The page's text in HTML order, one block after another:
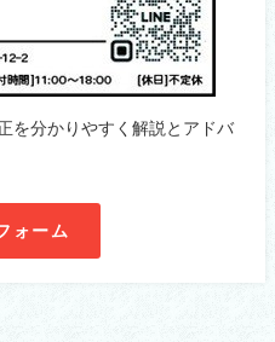
を分かりやすく解説とアドバ
ォーム